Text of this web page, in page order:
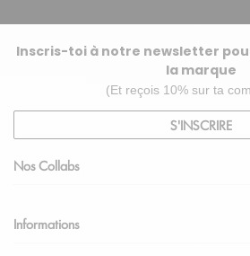
Inscris-toi à notre newsletter
la marque
(Et reçois 10% sur ta
S'INSCRIRE
Nos Collabs
Informations